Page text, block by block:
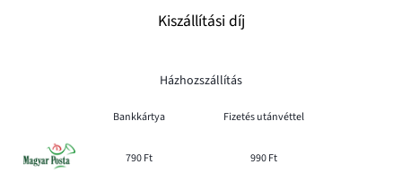
Kiszállítási díj
Házhozszállítás
Bankkártya Fizetés utánvéttel
790 Ft 990 Ft